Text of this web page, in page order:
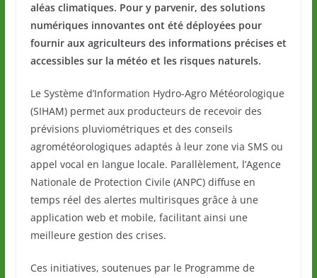
aléas climatiques. Pour y parvenir, des solutions
numériques innovantes ont été déployées pour
fournir aux agriculteurs des informations précises et
accessibles sur la météo et les risques naturels.
Le Système d’Information Hydro-Agro Météorologique
(SIHAM) permet aux producteurs de recevoir des
prévisions pluviométriques et des conseils
agrométéorologiques adaptés à leur zone via SMS ou
appel vocal en langue locale. Parallèlement, l’Agence
Nationale de Protection Civile (ANPC) diffuse en
temps réel des alertes multirisques grâce à une
application web et mobile, facilitant ainsi une
meilleure gestion des crises.
Ces initiatives, soutenues par le Programme de